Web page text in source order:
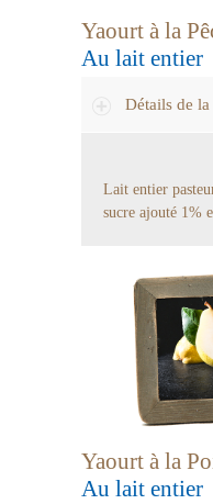
Yaourt à la
Au lait entier
Détails de
Lait entier
sucre ajouté 1%
Yaourt à la
Au lait entier